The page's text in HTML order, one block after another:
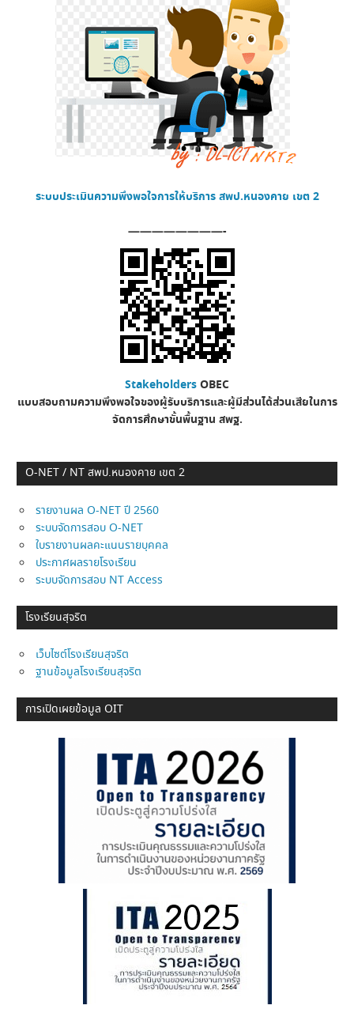
ระบบประเมินความพึงพอใจการให้บริการสพป.หนองคาย เขต 2
————————-
StakeholdersOBEC
แบบสอบถามความพึงพอใจของผู้รับบริการและผู้มีส่วนได้ส่วนเสียในการ
จัดการศึกษาขั้นพื้นฐาน สพฐ.
O-NET / NT สพป.หนองคาย เขต 2
รายงานผล O-NET ปี 2560
ระบบจัดการสอบ O-NET
ใบรายงานผลคะแนนรายบุคคล
ประกาศผลรายโรงเรียน
ระบบจัดการสอบ NT Access
โรงเรียนสุจริต
เว็บไซต์โรงเรียนสุจริต
ฐานข้อมูลโรงเรียนสุจริต
การเปิดเผยข้อมูล OIT